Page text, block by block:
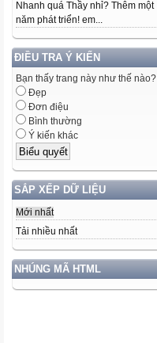
Nhanh quá Thầy nhỉ? Thêm một
năm phát triển! em...
ĐIỀU TRA Ý KIẾN
Bạn thấy trang này như thế nào?
Đẹp
Đơn điệu
Bình thường
Ý kiến khác
SẮP XẾP DỮ LIỆU
Mới nhất
Tải nhiều nhất
NHÚNG MÃ HTML